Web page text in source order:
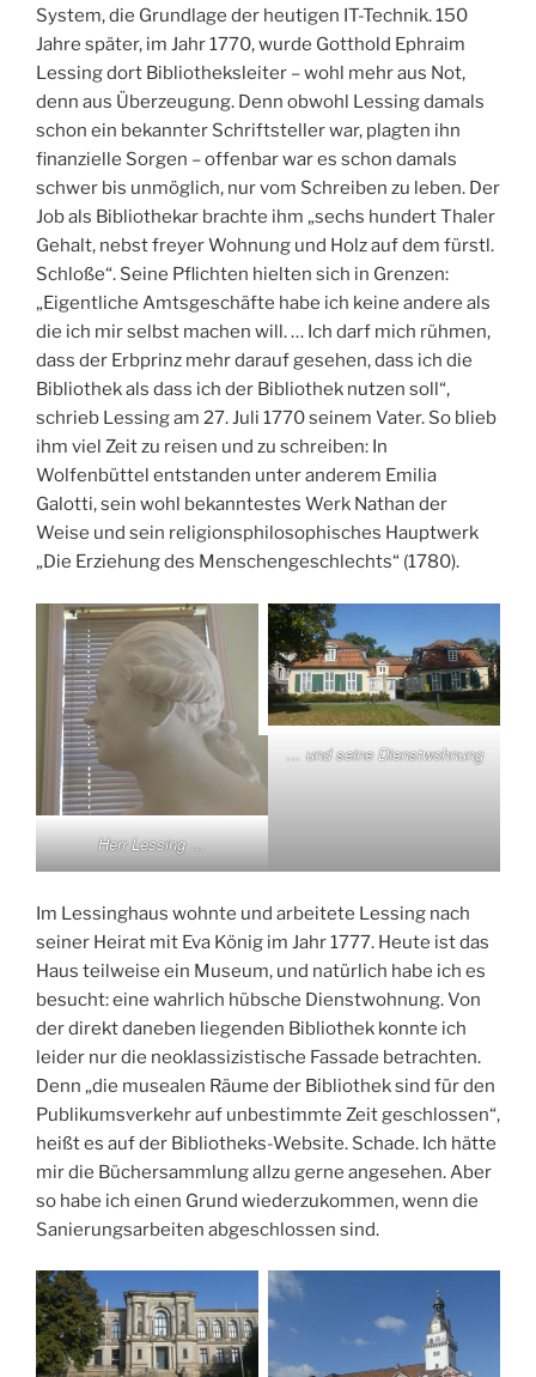
System, die Grundlage der heutigen IT-Technik. 150
Jahre später, im Jahr 1770, wurde Gotthold Ephraim
Lessing dort Bibliotheksleiter – wohl mehr aus Not,
denn aus Überzeugung. Denn obwohl Lessing damals
schon ein bekannter Schriftsteller war, plagten ihn
finanzielle Sorgen – offenbar war es schon damals
schwer bis unmöglich, nur vom Schreiben zu leben. Der
Job als Bibliothekar brachte ihm „sechs hundert Thaler
Gehalt, nebst freyer Wohnung und Holz auf dem fürstl.
Schloße“. Seine Pflichten hielten sich in Grenzen:
„Eigentliche Amtsgeschäfte habe ich keine andere als
die ich mir selbst machen will. … Ich darf mich rühmen,
dass der Erbprinz mehr darauf gesehen, dass ich die
Bibliothek als dass ich der Bibliothek nutzen soll“,
schrieb Lessing am 27. Juli 1770 seinem Vater. So blieb
ihm viel Zeit zu reisen und zu schreiben: In
Wolfenbüttel entstanden unter anderem Emilia
Galotti, sein wohl bekanntestes Werk Nathan der
Weise und sein religionsphilosophisches Hauptwerk
„Die Erziehung des Menschengeschlechts“ (1780).
Herr Lessing …
… und seine Dienstwohnung
Im Lessinghaus wohnte und arbeitete Lessing nach
seiner Heirat mit Eva König im Jahr 1777. Heute ist das
Haus teilweise ein Museum, und natürlich habe ich es
besucht: eine wahrlich hübsche Dienstwohnung. Von
der direkt daneben liegenden Bibliothek konnte ich
leider nur die neoklassizistische Fassade betrachten.
Denn „die musealen Räume der Bibliothek sind für den
Publikumsverkehr auf unbestimmte Zeit geschlossen“,
heißt es auf der Bibliotheks-Website. Schade. Ich hätte
mir die Büchersammlung allzu gerne angesehen. Aber
so habe ich einen Grund wiederzukommen, wenn die
Sanierungsarbeiten abgeschlossen sind.